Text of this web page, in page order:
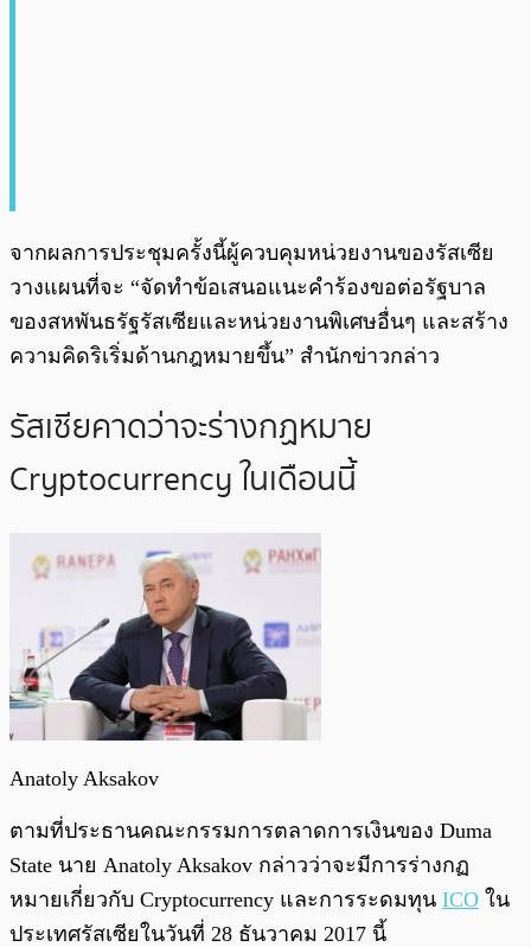
จากผลการประชุมครั้งนี้ผู้ควบคุมหน่วยงานของรัสเซีย
วางแผนที่จะ “จัดทำข้อเสนอแนะคำร้องขอต่อรัฐบาล
ของสหพันธรัฐรัสเซียและหน่วยงานพิเศษอื่นๆ และสร้าง
ความคิดริเริ่มด้านกฎหมายขึ้น” สำนักข่าวกล่าว
รัสเซียคาดว่าจะร่างกฏหมาย
Cryptocurrency ในเดือนนี้
Anatoly Aksakov
ตามที่ประธานคณะกรรมการตลาดการเงินของ Duma
State นาย Anatoly Aksakov กล่าวว่าจะมีการร่างกฏ
หมายเกี่ยวกับ Cryptocurrency และการระดมทุน ICO ใน
ประเทศรัสเซียในวันที่ 28 ธันวาคม 2017 นี้